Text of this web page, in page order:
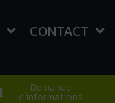
CONTACT
Demande
d'informations